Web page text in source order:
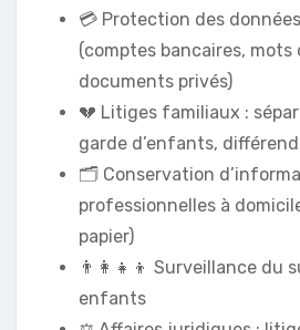
💳 Protection des
(comptes bancaires, mots
documents privés)
💔 Litiges familiaux :
garde d’enfants,
🗂 Conservation
professionnelles à
papier)
👨‍👩‍👧‍👦 Surveillance du
enfants